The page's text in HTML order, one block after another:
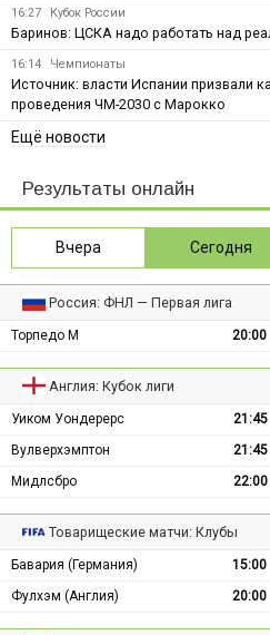
16:27 Кубок России
Баринов: ЦСКА надо работать над
16:14 Чемпионаты
Источник: власти Испании призвали
проведения ЧМ-2030 с Марокко
Ещё новости
Результаты онлайн
Вчера Сегодня
Россия: ФНЛ — Первая лига
Торпедо М 20:00
Англия: Кубок лиги
Уиком Уондерерс 21:45
Вулверхэмптон
21:45
Мидлсбро
22:00
Товарищеские матчи: Клубы
Бавария (Германия) 15:00
Фулхэм (Англия)
20:00